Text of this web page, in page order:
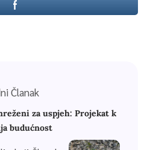
Članak
za uspjeh: Projekat k
budućnost